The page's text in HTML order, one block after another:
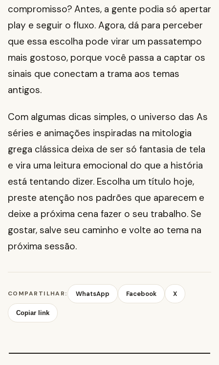
compromisso? Antes, a gente podia só apertar
play e seguir o fluxo. Agora, dá para perceber
que essa escolha pode virar um passatempo
mais gostoso, porque você passa a captar os
sinais que conectam a trama aos temas
antigos.
Com algumas dicas simples, o universo das As
séries e animações inspiradas na mitologia
grega clássica deixa de ser só fantasia de tela
e vira uma leitura emocional do que a história
está tentando dizer. Escolha um título hoje,
preste atenção nos padrões que aparecem e
deixe a próxima cena fazer o seu trabalho. Se
gostar, salve seu caminho e volte ao tema na
próxima sessão.
COMPARTILHAR: WhatsApp Facebook X
Copiar link